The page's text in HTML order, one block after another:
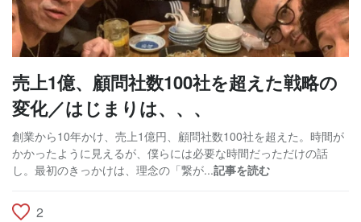
売上1億、顧問社数100社を超えた戦略の
変化／はじまりは、、、
創業から10年かけ、売上1億円、顧問社数100社を超えた。時間が
かかったように見えるが、僕らには必要な時間だっただけの話
し。最初のきっかけは、理念の「繋が...記事を読む
2